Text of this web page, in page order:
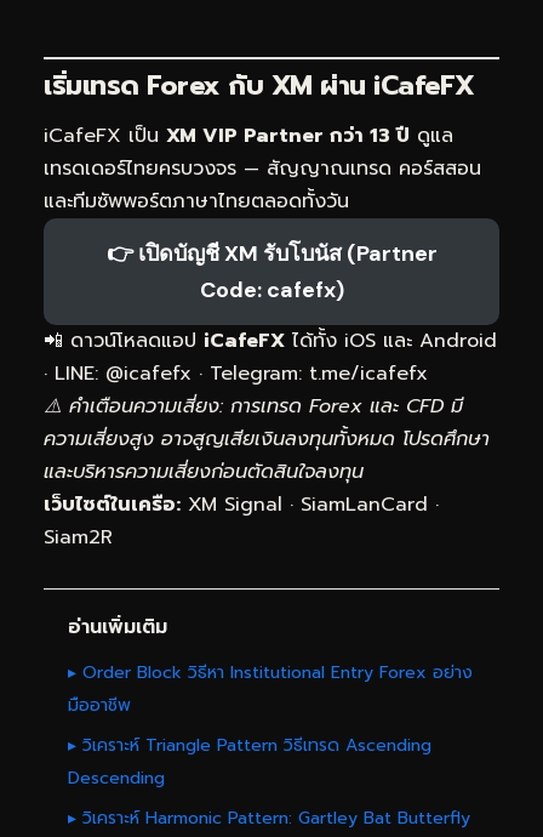
เริ่มเทรด Forex กับ XM ผ่าน iCafeFX
iCafeFX เป็น XM VIP Partner กว่า 13 ปี ดูแล
เทรดเดอร์ไทยครบวงจร — สัญญาณเทรด คอร์สสอน
และทีมซัพพอร์ตภาษาไทยตลอดทั้งวัน
👉 เปิดบัญชี XM รับโบนัส (Partner
Code: cafefx)
📲 ดาวน์โหลดแอป iCafeFX ได้ทั้ง iOS และ Android
· LINE: @icafefx · Telegram: t.me/icafefx
⚠️ คำเตือนความเสี่ยง: การเทรด Forex และ CFD มี
ความเสี่ยงสูง อาจสูญเสียเงินลงทุนทั้งหมด โปรดศึกษา
และบริหารความเสี่ยงก่อนตัดสินใจลงทุน
เว็บไซต์ในเครือ: XM Signal · SiamLanCard ·
Siam2R
อ่านเพิ่มเติม
▸ Order Block วิธีหา Institutional Entry Forex อย่าง
มืออาชีพ
▸ วิเคราะห์ Triangle Pattern วิธีเทรด Ascending
Descending
▸ วิเคราะห์ Harmonic Pattern: Gartley Bat Butterfly